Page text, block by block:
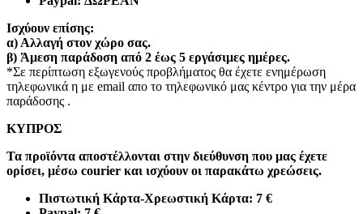
Ισχύουν επίσης:
α) Αλλαγή στον χώρο σας.
β) Άμεση παράδοση από 2 έως 5 εργάσιμες ημέρες.
*Σε περίπτωση εξωγενούς προβλήματος θα έχετε ενημέρωση
τηλεφωνικά η με email απο το τηλεφωνικό μας κέντρο για την μέρα
παράδοσης .
ΚΥΠΡΟΣ
Τα προϊόντα αποστέλλονται στην διεύθυνση που μας έχετε
ορίσει, μέσω courier και ισχύουν οι παρακάτω χρεώσεις.
Πιστωτική Κάρτα-Χρεωστική Κάρτα: 7 €​